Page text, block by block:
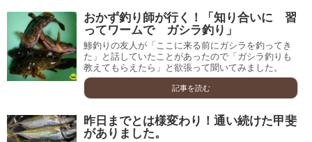
おかず釣り師が行く！「知り合いに 習
ってワームで ガシラ釣り」
鯵釣りの友人が「ここに来る前にガシラを釣ってき
た」と話していたことがあったので「ガシラ釣りも
教えてもらえたら」と欲張って聞いてみました。
記事を読む
昨日までとは様変わり！通い続けた甲斐
がありました。